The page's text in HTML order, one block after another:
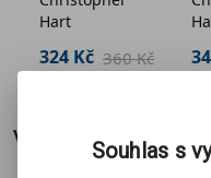
O autorovi:
Christopher Hart je
Úžasné dívky (Jak
Hart
324 Kč 360 Kč
Více o knizeSouhlas s